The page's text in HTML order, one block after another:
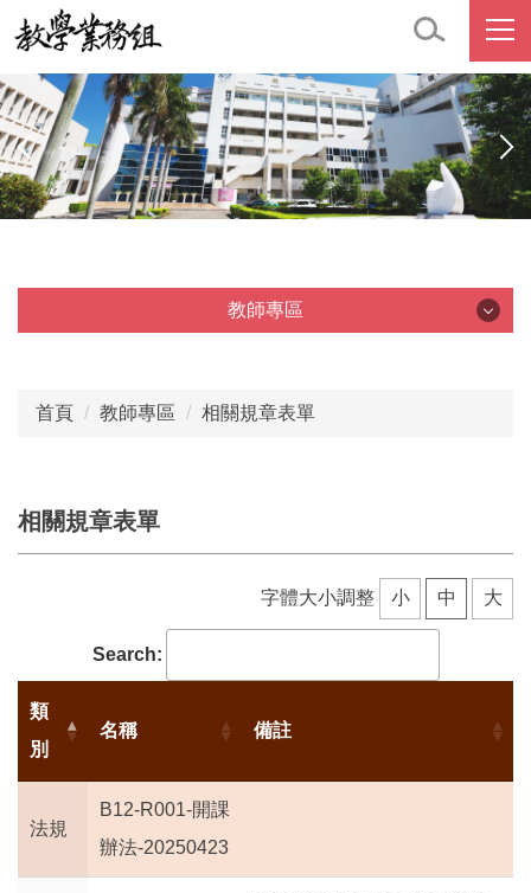
跳
到
要
內
容
區
教師專區
相關規章表單
教學計畫
教學評量
課室及考試
業界教師
教師課務教學
首頁 教師專區 相關規章表單
相關規章表單
字體大小調整 小 中 大
Search:
類
別
名稱 備註
法規
B12-R001-開課
辦法-20250423